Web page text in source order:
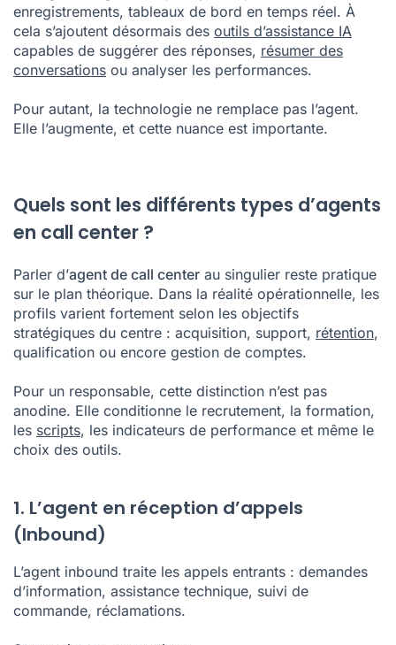
enregistrements, tableaux de bord en temps réel. À
cela s’ajoutent désormais des outils d’assistance IA
capables de suggérer des réponses, résumer des
conversations ou analyser les performances.
Pour autant, la technologie ne remplace pas l’agent.
Elle l’augmente, et cette nuance est importante.
Quels sont les différents types d’agents
en call center ?
Parler d’agent de call center au singulier reste pratique
sur le plan théorique. Dans la réalité opérationnelle, les
profils varient fortement selon les objectifs
stratégiques du centre : acquisition, support, rétention,
qualification ou encore gestion de comptes.
Pour un responsable, cette distinction n’est pas
anodine. Elle conditionne le recrutement, la formation,
les scripts, les indicateurs de performance et même le
choix des outils.
1. L’agent en réception d’appels
(Inbound)
L’agent inbound traite les appels entrants : demandes
d’information, assistance technique, suivi de
commande, réclamations.